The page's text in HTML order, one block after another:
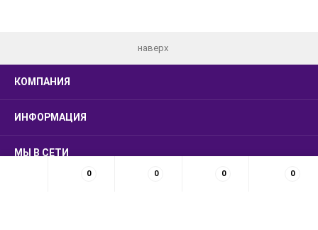
наверх
КОМПАНИЯ
ИНФОРМАЦИЯ
МЫ В СЕТИ
0 0 0 0